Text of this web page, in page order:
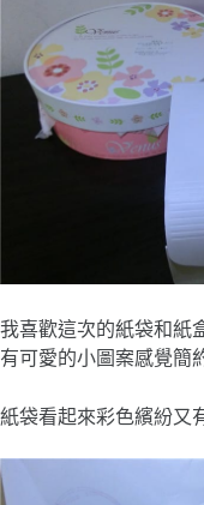
我喜歡這次的紙袋和紙
有可愛的小圖案感覺簡
紙袋看起來彩色繽紛又